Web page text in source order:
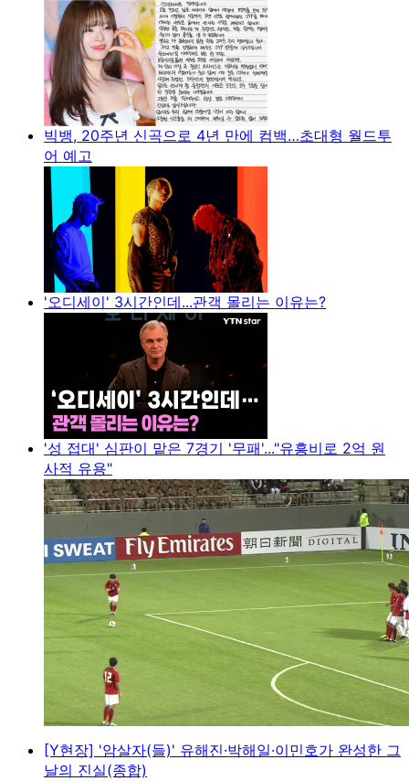
빅뱅, 20주년 신곡으로 4년 만에 컴백…초대형 월드투
어 예고
'오디세이' 3시간인데...관객 몰리는 이유는?
'성 접대' 심판이 맡은 7경기 '무패'..."유흥비로 2억 원
사적 유용"
[Y현장] '암살자(들)' 유해진·박해일·이민호가 완성한 그
날의 진실(종합)